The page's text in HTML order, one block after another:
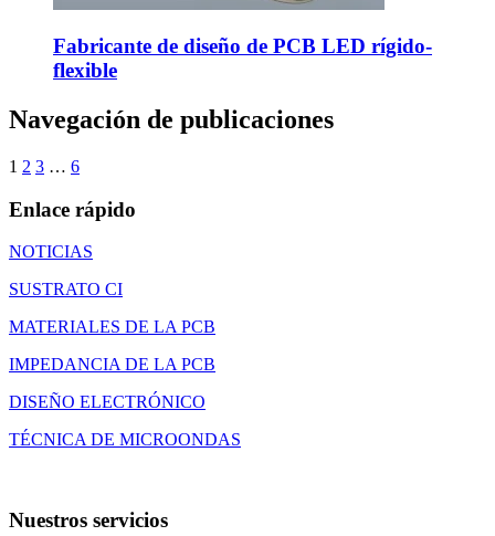
Fabricante de diseño de PCB LED rígido-
flexible
Navegación de publicaciones
1 2 3 … 6
Enlace rápido
NOTICIAS
SUSTRATO CI
MATERIALES DE LA PCB
IMPEDANCIA DE LA PCB
DISEÑO ELECTRÓNICO
TÉCNICA DE MICROONDAS
Nuestros servicios